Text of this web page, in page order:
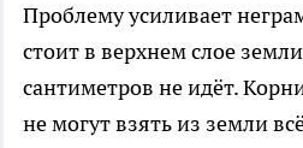
Проблему усиливает
стоит в верхнем слое
сантиметров не идёт.
не могут взять из земли